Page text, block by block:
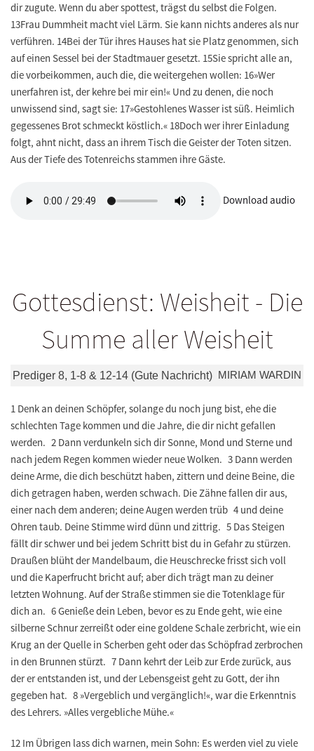
dir zugute. Wenn du aber spottest, trägst du selbst die Folgen.
13Frau Dummheit macht viel Lärm. Sie kann nichts anderes als nur
verführen. 14Bei der Tür ihres Hauses hat sie Platz genommen, sich
auf einen Sessel bei der Stadtmauer gesetzt. 15Sie spricht alle an,
die vorbeikommen, auch die, die weitergehen wollen: 16»Wer
unerfahren ist, der kehre bei mir ein!« Und zu denen, die noch
unwissend sind, sagt sie: 17»Gestohlenes Wasser ist süß. Heimlich
gegessenes Brot schmeckt köstlich.« 18Doch wer ihrer Einladung
folgt, ahnt nicht, dass an ihrem Tisch die Geister der Toten sitzen.
Aus der Tiefe des Totenreichs stammen ihre Gäste.
Download audio
Gottesdienst: Weisheit - Die
Summe aller Weisheit
Prediger 8, 1-8 & 12-14 (Gute Nachricht) MIRIAM WARDIN
1 Denk an deinen Schöpfer, solange du noch jung bist, ehe die
schlechten Tage kommen und die Jahre, die dir nicht gefallen
werden. 2 Dann verdunkeln sich dir Sonne, Mond und Sterne und
nach jedem Regen kommen wieder neue Wolken. 3 Dann werden
deine Arme, die dich beschützt haben, zittern und deine Beine, die
dich getragen haben, werden schwach. Die Zähne fallen dir aus,
einer nach dem anderen; deine Augen werden trüb 4 und deine
Ohren taub. Deine Stimme wird dünn und zittrig. 5 Das Steigen
fällt dir schwer und bei jedem Schritt bist du in Gefahr zu stürzen.
Draußen blüht der Mandelbaum, die Heuschrecke frisst sich voll
und die Kaperfrucht bricht auf; aber dich trägt man zu deiner
letzten Wohnung. Auf der Straße stimmen sie die Totenklage für
dich an. 6 Genieße dein Leben, bevor es zu Ende geht, wie eine
silberne Schnur zerreißt oder eine goldene Schale zerbricht, wie ein
Krug an der Quelle in Scherben geht oder das Schöpfrad zerbrochen
in den Brunnen stürzt. 7 Dann kehrt der Leib zur Erde zurück, aus
der er entstanden ist, und der Lebensgeist geht zu Gott, der ihn
gegeben hat. 8 »Vergeblich und vergänglich!«, war die Erkenntnis
des Lehrers. »Alles vergebliche Mühe.«
12 Im Übrigen lass dich warnen, mein Sohn: Es werden viel zu viele